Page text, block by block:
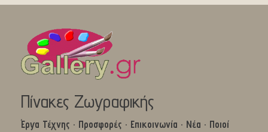
Πίνακες Ζωγραφικής
Έργα Τέχνης · Προσφορές · Επικοινωνία · Νέα · Ποιοί